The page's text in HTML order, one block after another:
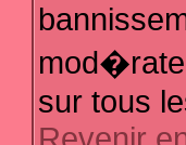
sur tous